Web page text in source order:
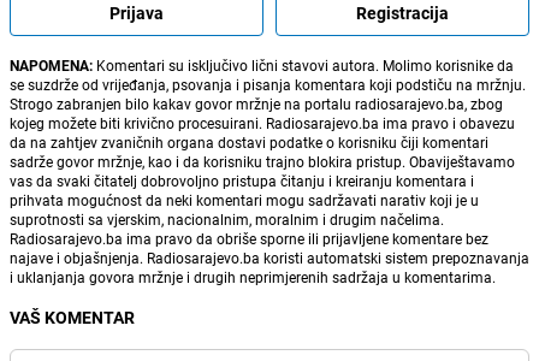
Prijava Registracija
NAPOMENA: Komentari su isključivo lični stavovi autora. Molimo korisnike da
se suzdrže od vrijeđanja, psovanja i pisanja komentara koji podstiču na mržnju.
Strogo zabranjen bilo kakav govor mržnje na portalu radiosarajevo.ba, zbog
kojeg možete biti krivično procesuirani. Radiosarajevo.ba ima pravo i obavezu
da na zahtjev zvaničnih organa dostavi podatke o korisniku čiji komentari
sadrže govor mržnje, kao i da korisniku trajno blokira pristup. Obaviještavamo
vas da svaki čitatelj dobrovoljno pristupa čitanju i kreiranju komentara i
prihvata mogućnost da neki komentari mogu sadržavati narativ koji je u
suprotnosti sa vjerskim, nacionalnim, moralnim i drugim načelima.
Radiosarajevo.ba ima pravo da obriše sporne ili prijavljene komentare bez
najave i objašnjenja. Radiosarajevo.ba koristi automatski sistem prepoznavanja
i uklanjanja govora mržnje i drugih neprimjerenih sadržaja u komentarima.
VAŠ KOMENTAR